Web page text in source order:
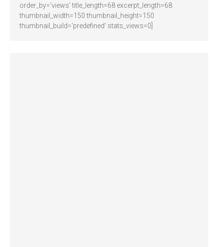
order_by='views' title_length=68 excerpt_length=68
thumbnail_width=150 thumbnail_height=150
thumbnail_build='predefined' stats_views=0]